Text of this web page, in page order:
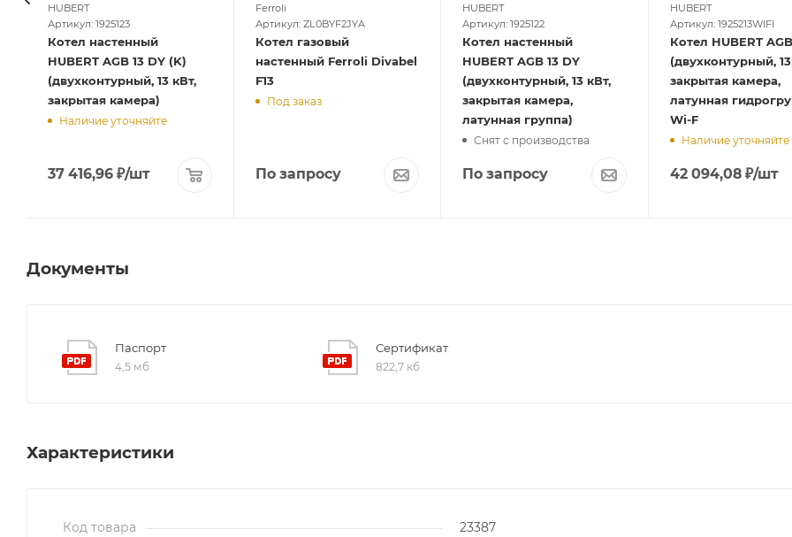
HUBERT
Артикул: 1925123
Котел настенный
HUBERT AGB 13 DY (K)
(двухконтурный, 13 кВт,
закрытая камера)
Наличие уточняйте
37 416,96 ₽/шт
Ferroli
Артикул: ZL0BYF2JYA
Котел газовый
настенный Ferroli Divabel
F13
Под заказ
По запросу
HUBERT
Артикул: 1925122
Котел настенный
HUBERT AGB 13 DY
(двухконтурный, 13 кВт,
закрытая камера,
латунная группа)
Снят с производства
По запросу
HUBERT
Артикул: 1925213WIFI
Котел HUBERT AGB 13 DP
(двухконтурный,
закрытая камера,
латунная
Wi-F
Наличие уточняйте
42 094,08₽/шт
Документы
Паспорт
4,5 мб
Сертификат
822,7 кб
Характеристики
Код товара
23387